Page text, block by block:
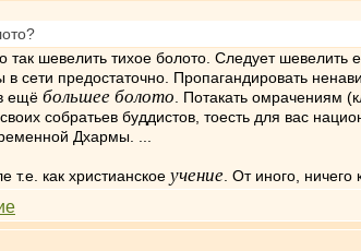
шевелить тихое болото. Следует
сети предостаточно. Пропагандировать
ещё большее болото . Потакать омрачениям
собратьев буддистов, тоесть для вас
Дхармы. ...
т.е. как христианское учение . От иного,